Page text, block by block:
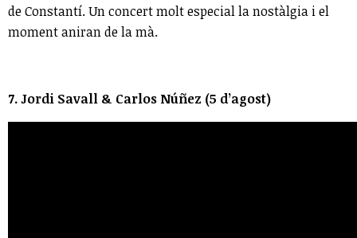
de Constantí. Un concert molt especial la nostàlgia i el
moment aniran de la mà.
7. Jordi Savall & Carlos Núñez (5 d’agost)